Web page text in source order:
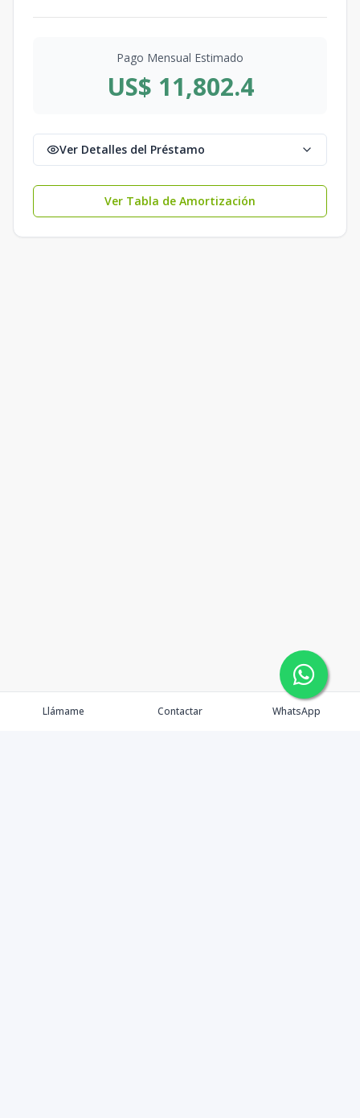
Pago Mensual Estimado
US$ 11,802.4
Ver Detalles del Préstamo
Ver Tabla de Amortización
Llámame Contactar WhatsApp